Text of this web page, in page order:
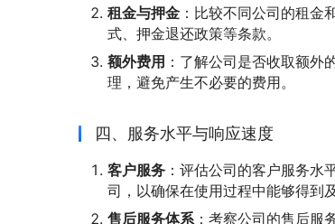
租金与押金 ：比较不同公司的租
式、押金退还政策等条款。
额外费用 ：了解公司是否收取额
理，避免产生不必要的费用。
四、服务水平与响应速度
客户服务 ：评估公司的客户服务
司，以确保在使用过程中能够得到
售后服务体系：考察公司的售后服